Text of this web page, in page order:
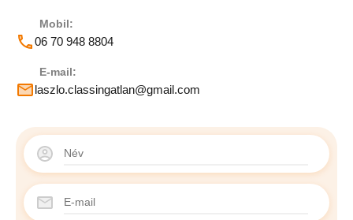
Mobil:
06 70 948 8804
E-mail:
laszlo.classingatlan@gmail.com